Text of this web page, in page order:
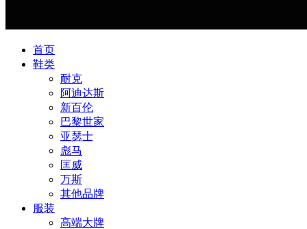
首页
鞋类
耐克
阿迪达斯
新百伦
巴黎世家
亚瑟士
彪马
匡威
万斯
其他品牌
服装
高端大牌